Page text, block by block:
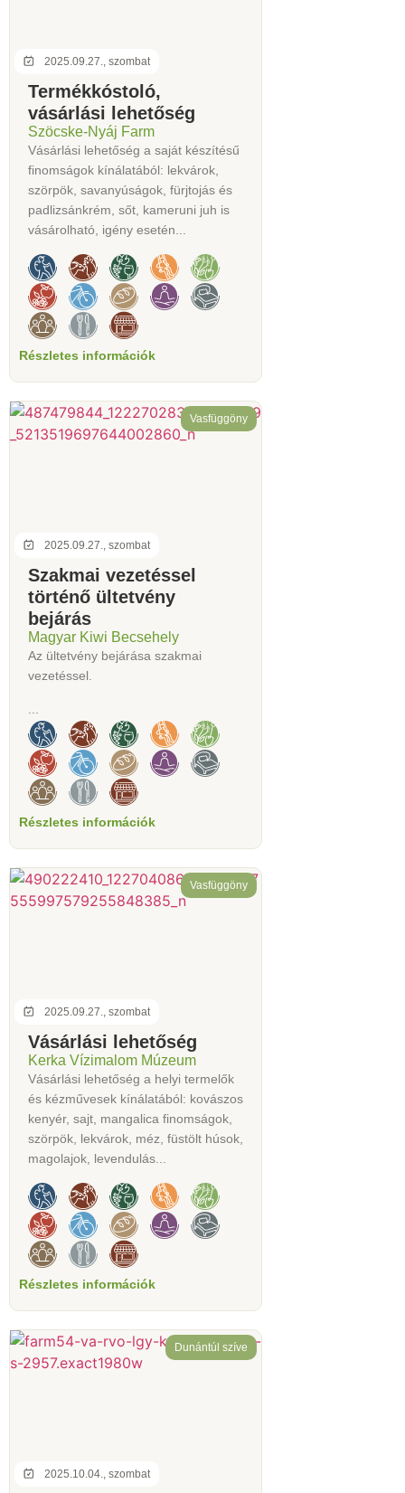
2025.09.27., szombat
Termékkóstoló,
vásárlási lehetőség
Szöcske-Nyáj Farm
Vásárlási lehetőség a saját készítésű
finomságok kínálatából: lekvárok,
szörpök, savanyúságok, fürjtojás és
padlizsánkrém, sőt, kameruni juh is
vásárolható, igény esetén...
Részletes információk
2025.09.27., szombat
Vasfüggöny
Szakmai vezetéssel
történő ültetvény
bejárás
Magyar Kiwi Becsehely
Az ültetvény bejárása szakmai
vezetéssel.
Részletes információk
2025.09.27., szombat
Vasfüggöny
Vásárlási lehetőség
Kerka Vízimalom Múzeum
Vásárlási lehetőség a helyi termelők
és kézművesek kínálatából: kovászos
kenyér, sajt, mangalica finomságok,
szörpök, lekvárok, méz, füstölt húsok,
magolajok, levendulás...
Részletes információk
2025.10.04., szombat
Dunántúl szíve